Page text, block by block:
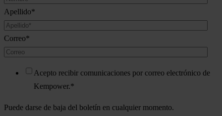
Apellido*
Correo*
Acepto recibir comunicaciones por correo electrónico de
Kempower.*
Puede darse de baja del boletín en cualquier momento.